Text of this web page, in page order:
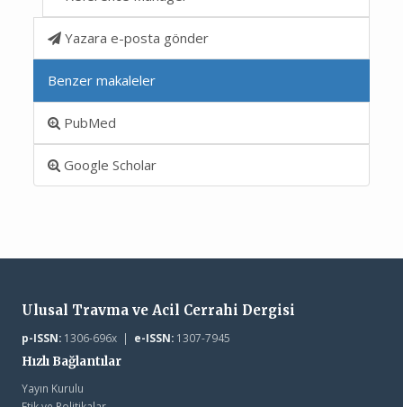
Yazara e-posta gönder
Benzer makaleler
PubMed
Google Scholar
Ulusal Travma ve Acil Cerrahi Dergisi
p-ISSN:1306-696x | e-ISSN:1307-7945
Hızlı Bağlantılar
Yayın Kurulu